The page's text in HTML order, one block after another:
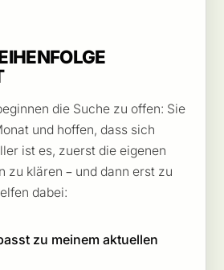
die Suche zu offen: Sie
und hoffen, dass sich
ist es, zuerst die eigenen
zu klären – und dann erst zu
dabei:
zu meinem aktuellen